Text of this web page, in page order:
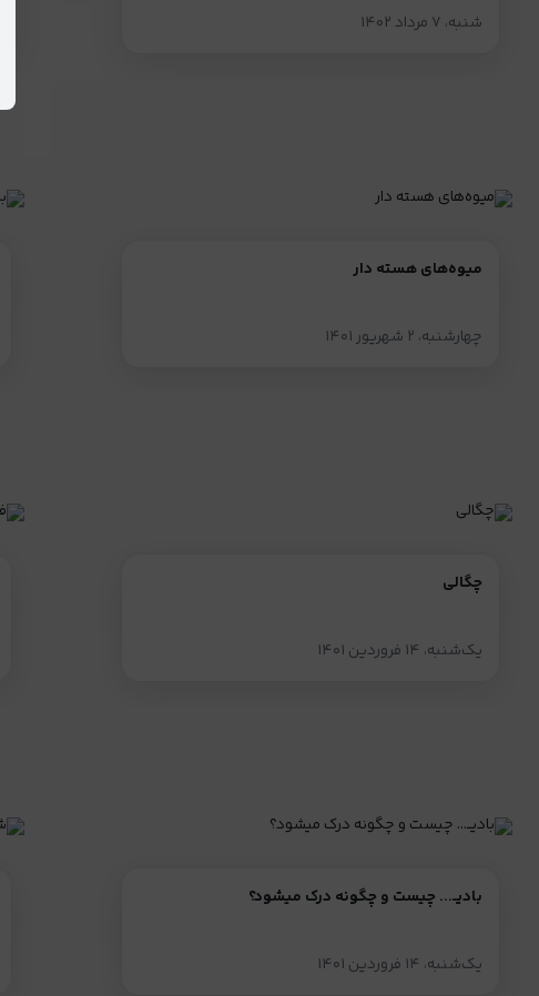
شنبه، ۷ مرداد ۱۴۰۲
میوه‌های هسته دار
چهارشنبه، ۲ شهریور ۱۴۰۱
چگالی
یک‌شنبه، ۱۴ فروردین ۱۴۰۱
بادیــ... چیست و چگونه درک میشود؟
یک‌شنبه، ۱۴ فروردین ۱۴۰۱